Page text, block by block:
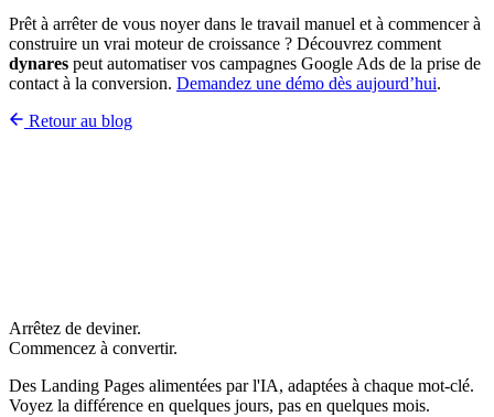
Prêt à arrêter de vous noyer dans le travail manuel et à commencer à
construire un vrai moteur de croissance ? Découvrez comment
dynares peut automatiser vos campagnes Google Ads de la prise de
contact à la conversion. Demandez une démo dès aujourd’hui.
Retour au blog
Arrêtez de deviner.
Commencez à convertir.
Des Landing Pages alimentées par l'IA, adaptées à chaque mot-clé.
Voyez la différence en quelques jours, pas en quelques mois.